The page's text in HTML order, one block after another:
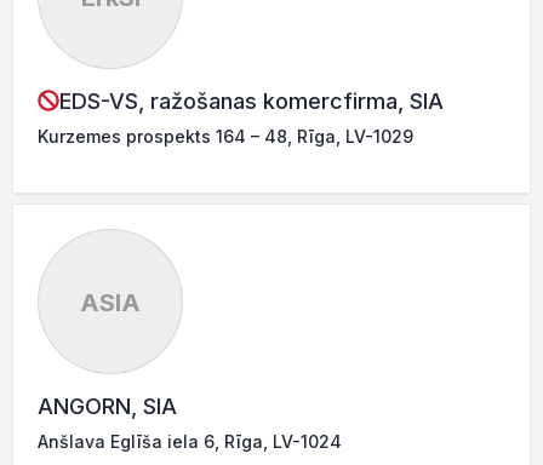
EDS-VS, ražošanas komercfirma, SIA
Kurzemes prospekts 164 – 48, Rīga, LV-1029
ASIA
ANGORN, SIA
Anšlava Eglīša iela 6, Rīga, LV-1024